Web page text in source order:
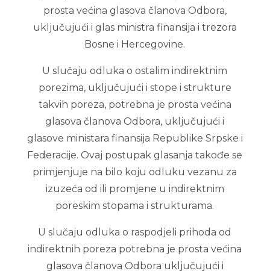
prosta većina glasova članova Odbora,
uključujući i glas ministra finansija i trezora
Bosne i Hercegovine.
U slučaju odluka o ostalim indirektnim
porezima, uključujući i stope i strukture
takvih poreza, potrebna je prosta većina
glasova članova Odbora, uključujući i
glasove ministara finansija Republike Srpske i
Federacije. Ovaj postupak glasanja takođe se
primjenjuje na bilo koju odluku vezanu za
izuzeća od ili promjene u indirektnim
poreskim stopama i strukturama.
U slučaju odluka o raspodjeli prihoda od
indirektnih poreza potrebna je prosta većina
glasova članova Odbora uključujući i